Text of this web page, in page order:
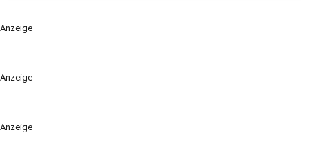
Anzeige
Anzeige
Anzeige